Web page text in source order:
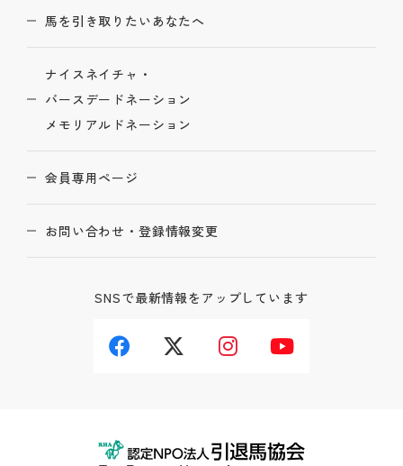
馬を引き取りたいあなたへ
ナイスネイチャ・
バースデードネーション
メモリアルドネーション
会員専用ページ
お問い合わせ・登録情報変更
SNSで最新情報をアップしています